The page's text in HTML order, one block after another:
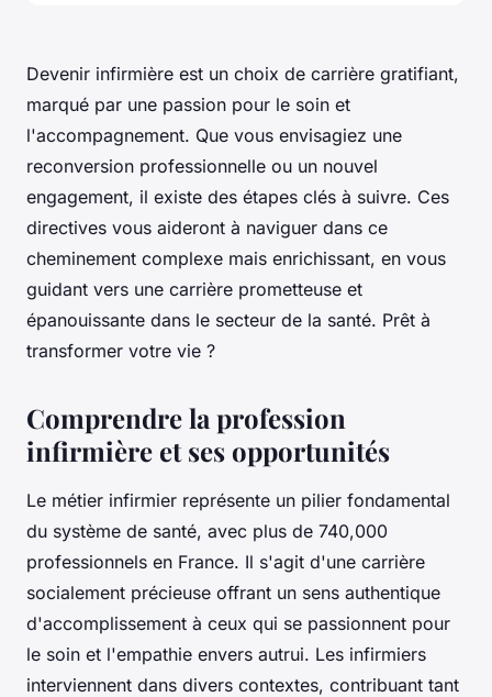
Devenir infirmière est un choix de carrière gratifiant,
marqué par une passion pour le soin et
l'accompagnement. Que vous envisagiez une
reconversion professionnelle ou un nouvel
engagement, il existe des étapes clés à suivre. Ces
directives vous aideront à naviguer dans ce
cheminement complexe mais enrichissant, en vous
guidant vers une carrière prometteuse et
épanouissante dans le secteur de la santé. Prêt à
transformer votre vie ?
Comprendre la profession
infirmière et ses opportunités
Le métier infirmier représente un pilier fondamental
du système de santé, avec plus de 740,000
professionnels en France. Il s'agit d'une carrière
socialement précieuse offrant un sens authentique
d'accomplissement à ceux qui se passionnent pour
le soin et l'empathie envers autrui. Les infirmiers
interviennent dans divers contextes, contribuant tant